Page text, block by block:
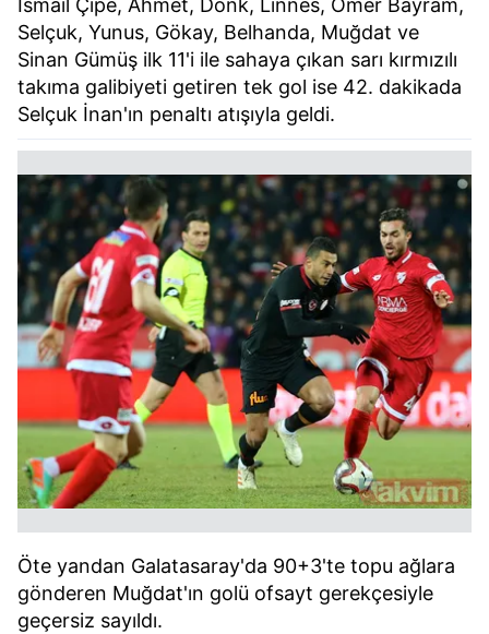
İsmail Çipe, Ahmet, Donk, Linnes, Ömer Bayram,
Selçuk, Yunus, Gökay, Belhanda, Muğdat ve
Sinan Gümüş ilk 11'i ile sahaya çıkan sarı kırmızılı
takıma galibiyeti getiren tek gol ise 42. dakikada
Selçuk İnan'ın penaltı atışıyla geldi.
Öte yandan Galatasaray'da 90+3'te topu ağlara
gönderen Muğdat'ın golü ofsayt gerekçesiyle
geçersiz sayıldı.